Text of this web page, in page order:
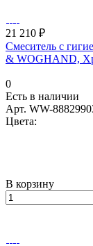
21 210 ₽
Смеситель с
& WOGHAND,
0
Есть в наличии
Арт. WW-
Цвета:
В корзину